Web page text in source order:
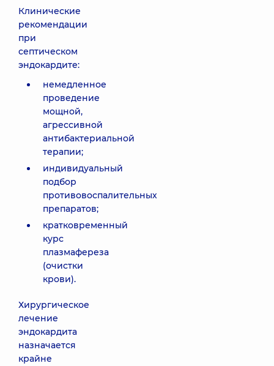
Клинические
рекомендации
при
септическом
эндокардите:
немедленное
проведение
мощной,
агрессивной
антибактериальной
терапии;
индивидуальный
подбор
противовоспалительных
препаратов;
кратковременный
курс
плазмафереза
(очистки
крови).
Хирургическое
лечение
эндокардита
назначается
крайне